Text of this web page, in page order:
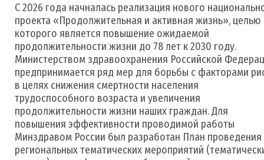
С 2026 года начналась реализация нового
проекта «Продолжительная и активная жизнь», целью
которого является повышение ожидаемой
продолжительности жизни до 78 лет к 2030 году.
Министерством здравоохранения Российской
предпринимается ряд мер для борьбы с факторами
в целях снижения смертности населения
трудоспособного возраста и увеличения
продолжительности жизни наших граждан. Для
повышения эффективности проводимой работы
Минздравом России был разработан План проведения
региональных тематических мероприятий